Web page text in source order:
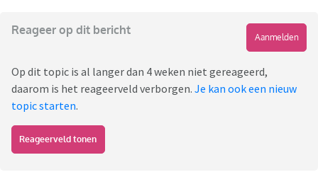
Reageer op dit bericht
Aanmelden
Op dit topic is al langer dan 4 weken niet gereageerd,
daarom is het reageerveld verborgen. Je kan ook een nieuw
topic starten.
Reageerveld tonen